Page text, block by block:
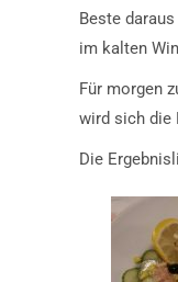
Beste
im kalten
Für morgen
wird sich die
Die